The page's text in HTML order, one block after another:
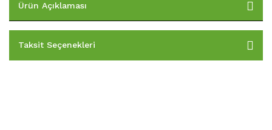
Ürün Açıklaması
Taksit Seçenekleri